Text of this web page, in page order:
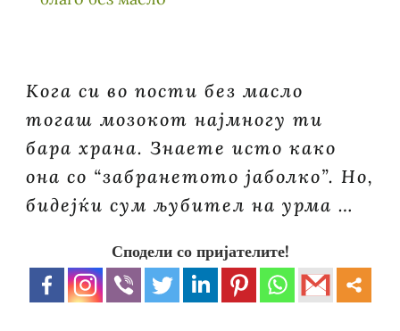
Кога си во пости без масло
тогаш мозокот најмногу ти
бара храна. Знаете исто како
она со “забранетото јаболко”. Но,
бидејќи сум љубител на урма …
Сподели со пријателите!